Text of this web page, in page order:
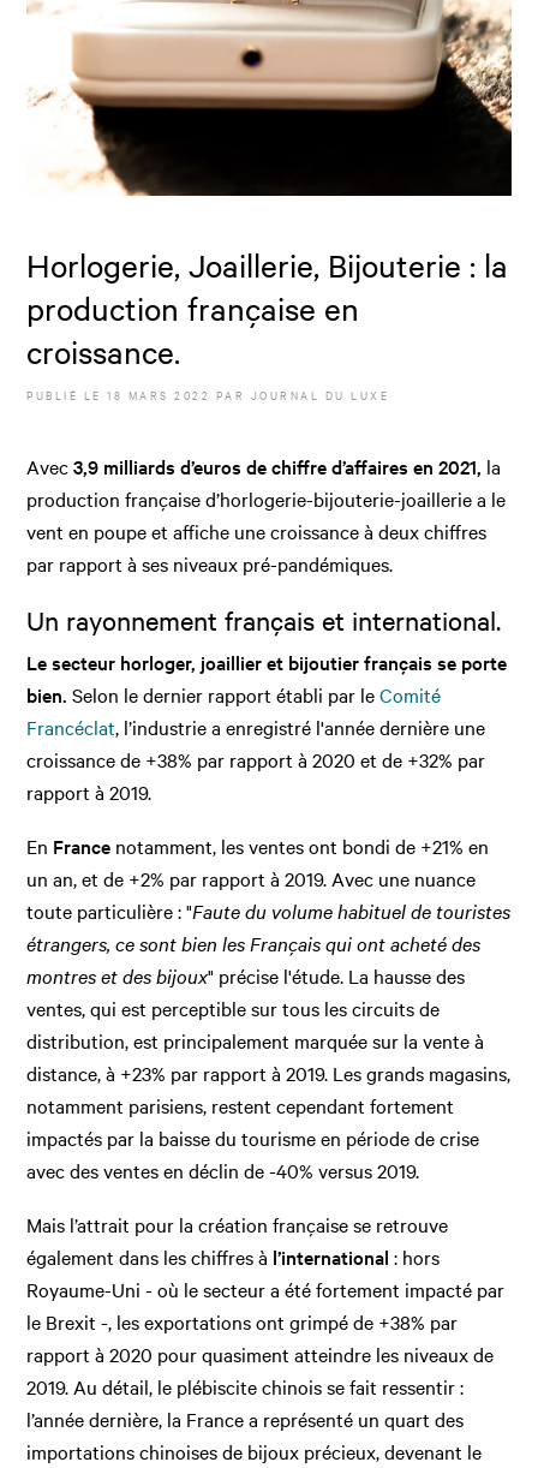
Horlogerie, Joaillerie, Bijouterie : la
production française en
croissance.
PUBLIÉ LE18 MARS 2022 PAR JOURNAL DU LUXE
Avec3,9 milliards d’euros de chiffre d’affaires en 2021, la
production française d’horlogerie-bijouterie-joaillerie a le
vent en poupe et affiche une croissance à deux chiffres
par rapport à ses niveaux pré-pandémiques.
Un rayonnement français et international.
Le secteur horloger, joaillier et bijoutier français se porte
bien.Selon le dernier rapport établi par leComité
Francéclat, l’industrie a enregistré l'année dernière une
croissance de +38% par rapport à 2020 et de +32% par
rapport à 2019.
En France notamment, les ventes ont bondi de +21% en
un an, et de +2% par rapport à 2019. Avec une nuance
toute particulière : "Faute du volume habituel de touristes
étrangers, ce sont bien les Français qui ont acheté des
montres et des bijoux" précise l'étude. La hausse des
ventes, qui est perceptible sur tous les circuits de
distribution, est principalement marquée sur la vente à
distance, à +23% par rapport à 2019. Les grands magasins,
notamment parisiens, restent cependant fortement
impactés par la baisse du tourisme en période de crise
avec des ventes en déclin de -40% versus 2019.
Mais l’attrait pour la création française se retrouve
également dans les chiffres à l’international : hors
Royaume-Uni - où le secteur a été fortement impacté par
le Brexit -, les exportations ont grimpé de +38% par
rapport à 2020 pour quasiment atteindre les niveaux de
2019. Au détail, le plébiscite chinois se fait ressentir :
l’année dernière, la France a représenté un quart des
importations chinoises de bijoux précieux, devenant le